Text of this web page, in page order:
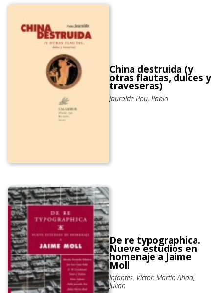
China destruida (y
otras flautas, dulces y
traveseras)
Jauralde Pou, Pablo
De re typographica.
Nueve estudios en
homenaje a Jaime
Moll
Infantes, Víctor; Martín Abad,
Julian